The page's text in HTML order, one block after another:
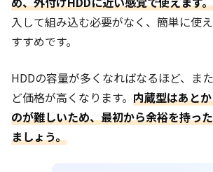
入して組み込む必要がなく、簡単に使
すすめです。
HDDの容量が多くなればなるほど、ま
ど価格が高くなります。 内蔵型はあと
のが難しいため、最初から余裕を持っ
ましょう。